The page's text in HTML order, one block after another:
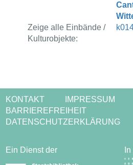
Zeige alle Einbände /
Kulturobjekte:
KONTAKT
IMPRESSUM
BARRIEREFREIHEIT
DATENSCHUTZERKLÄRUNG
Ein Dienst der